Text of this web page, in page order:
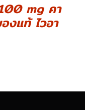
mg คา
งแท้ ไวอา